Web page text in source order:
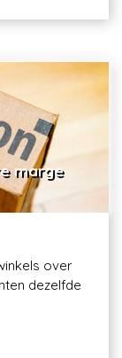
marge
over
dezelfde